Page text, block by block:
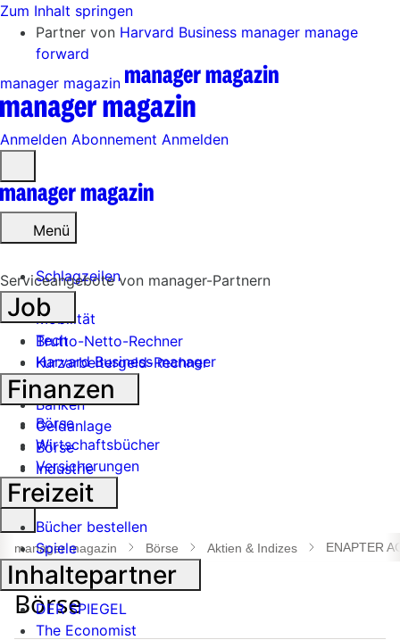
Zum Inhalt springen
Partner von Harvard Business manager manage
forward
manager magazin
Anmelden Abonnement Anmelden
öffnen
Menü
Schlagzeilen
Mobilität
Tech
Harvard Business manager
Handel
Banken
Geldanlage
Börse
Industrie
Suche
öffnen
manager magazin Börse Aktien & Indizes ENAPTER
Serviceangebote von manager-Partnern
Job
Brutto-Netto-Rechner
Kurzarbeitergeld-Rechner
Finanzen
Börse
Wirtschaftsbücher
Versicherungen
Freizeit
Bücher bestellen
Spiele
Inhaltepartner
DER SPIEGEL
The Economist